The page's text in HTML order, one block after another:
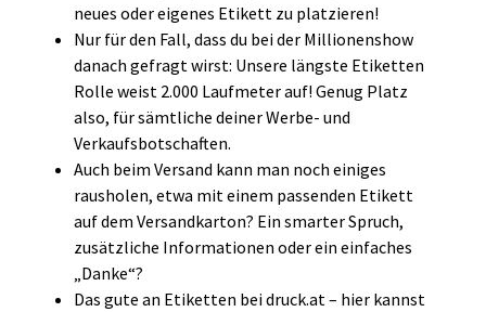
neues oder eigenes Etikett zu platzieren!
Nur für den Fall, dass du bei der Millionenshow
danach gefragt wirst: Unsere längste Etiketten
Rolle weist 2.000 Laufmeter auf! Genug Platz
also, für sämtliche deiner Werbe- und
Verkaufsbotschaften.
Auch beim Versand kann man noch einiges
rausholen, etwa mit einem passenden Etikett
auf dem Versandkarton? Ein smarter Spruch,
zusätzliche Informationen oder ein einfaches
„Danke“?
Das gute an Etiketten bei druck.at – hier kannst